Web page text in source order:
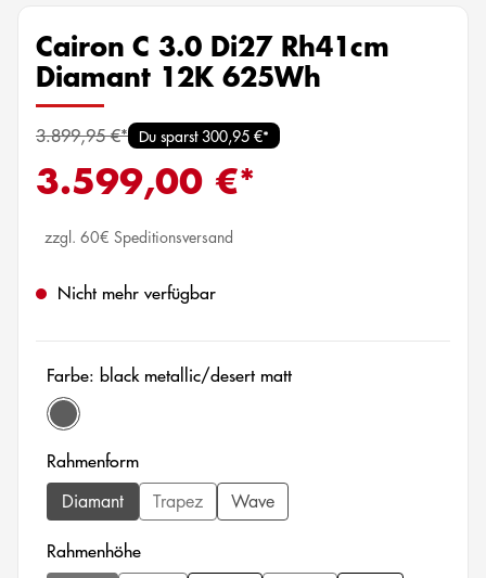
Cairon C 3.0 Di27 Rh41cm
Diamant 12K 625Wh
3.899,95 €* Du sparst 300,95 €*
3.599,00 €*
zzgl. 60€ Speditionsversand
Nicht mehr verfügbar
Farbe: black metallic/desert matt
black metallic/desert matt
Rahmenformauswählen
Diamant Trapez(Diese Option ist zurzeit nicht verfügbar.)
Wave
Rahmenhöheauswählen